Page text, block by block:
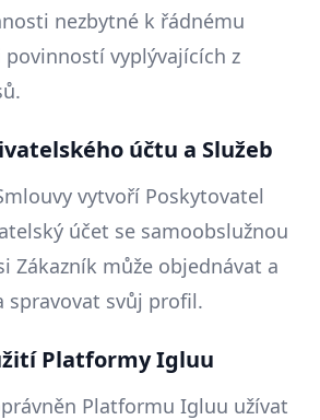
nezbytné k řádnému
vyplývajících z
účtu a Služeb
vytvoří Poskytovatel
účet se samoobslužnou
Zákazník může objednávat a
spravovat svůj profil.
Platformy Igluu
Platformu Igluu užívat